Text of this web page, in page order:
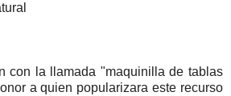
con la llamada "maquinilla de tablas
a quien popularizara este recurso